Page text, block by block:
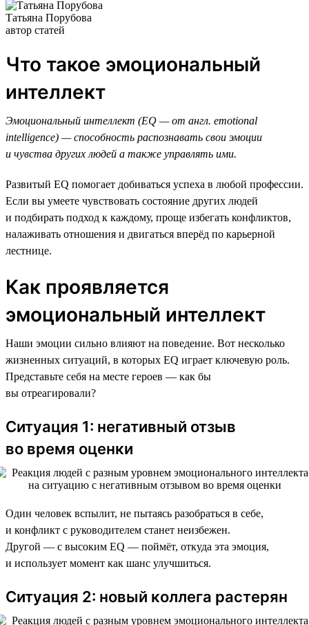
Татьяна Порубова
автор статей
Что такое эмоциональный
интеллект
Эмоциональный интеллект (EQ — от англ. emotional
intelligence) — способность распознавать свои эмоции
и чувства других людей а также управлять ими.
Развитый EQ помогает добиваться успеха в любой профессии.
Если вы умеете чувствовать состояние других людей
и подбирать подход к каждому, проще избегать конфликтов,
налаживать отношения и двигаться вперёд по карьерной
лестнице.
Как проявляется
эмоциональный интеллект
Наши эмоции сильно влияют на поведение. Вот несколько
жизненных ситуаций, в которых EQ играет ключевую роль.
Представьте себя на месте героев — как бы
вы отреагировали?
Ситуация 1: негативный отзыв
во время оценки
Один человек вспылит, не пытаясь разобраться в себе,
и конфликт с руководителем станет неизбежен.
Другой — с высоким EQ — поймёт, откуда эта эмоция,
и использует момент как шанс улучшиться.
Ситуация 2: новый коллега растерян